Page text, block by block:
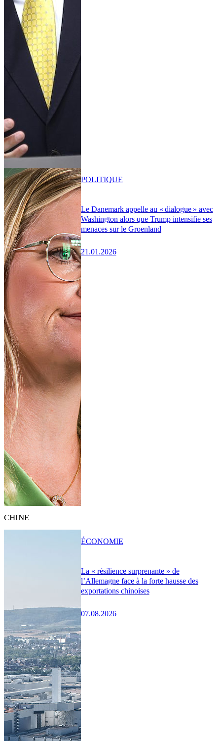
Le Danemark appelle au « dialogue » avec
Washington alors que Trump intensifie ses
menaces sur le Groenland
21.01.2026
POLITIQUE
CHINE
La « résilience surprenante » de
l’Allemagne face à la forte hausse des
exportations chinoises
07.08.2026
ÉCONOMIE